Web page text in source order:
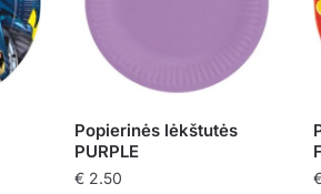
Popierinės lėkštutės
PURPLE
€ 2.50